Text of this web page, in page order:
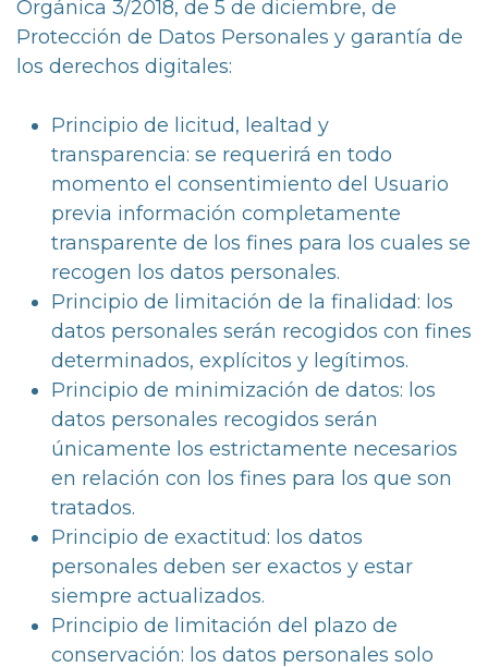
Orgánica 3/2018, de 5 de diciembre, de
Protección de Datos Personales y garantía de
los derechos digitales:
Principio de licitud, lealtad y
transparencia: se requerirá en todo
momento el consentimiento del Usuario
previa información completamente
transparente de los fines para los cuales se
recogen los datos personales.
Principio de limitación de la finalidad: los
datos personales serán recogidos con fines
determinados, explícitos y legítimos.
Principio de minimización de datos: los
datos personales recogidos serán
únicamente los estrictamente necesarios
en relación con los fines para los que son
tratados.
Principio de exactitud: los datos
personales deben ser exactos y estar
siempre actualizados.
Principio de limitación del plazo de
conservación: los datos personales solo